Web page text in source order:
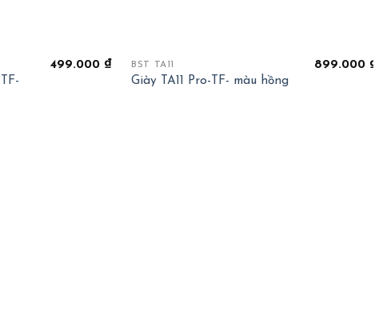
499.000 ₫ BST TA11
Giày TA11 Pro-TF- màu hồng
899.000 ₫